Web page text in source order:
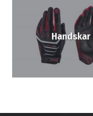
Handskar